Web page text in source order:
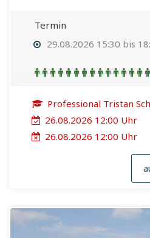
Termin
29.08.2026 15:30 bis
Professional Tristan
26.08.2026 12:00 Uhr
26.08.2026 12:00 Uhr